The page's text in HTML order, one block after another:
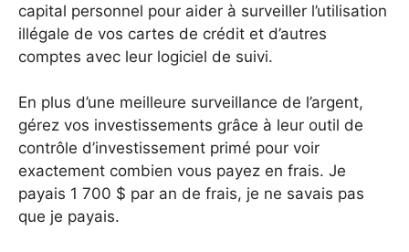
capital personnel pour aider à surveiller l’utilisation
illégale de vos cartes de crédit et d’autres
comptes avec leur logiciel de suivi.
En plus d’une meilleure surveillance de l’argent,
gérez vos investissements grâce à leur outil de
contrôle d’investissement primé pour voir
exactement combien vous payez en frais. Je
payais 1 700 $ par an de frais, je ne savais pas
que je payais.